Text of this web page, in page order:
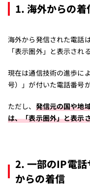
1. 海外からの着
海外から発信された電話
「表示圏外」と表示され
現在は通信技術の進歩に
号）」が付いた電話番号
ただし、 発信元の国や地
は、「表示圏外」と表示
2. 一部のIP電話
からの着信